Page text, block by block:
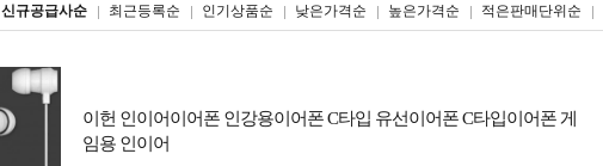
신규공급사순 최근등록순 인기상품순 낮은가격순 높은가격순 적은판매단위순
리스트형갤러리형
이헌 인이어이어폰 인강용이어폰 C타입 유선이어폰 C타입이어폰 게
임용 인이어